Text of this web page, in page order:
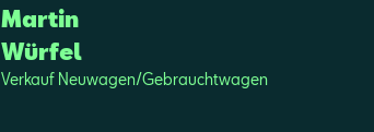
Mar­tin
Wür­fel
Ver­kauf Neu­wa­gen/Ge­braucht­wa­gen